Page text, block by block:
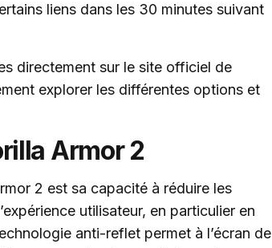
liens dans les 30 minutes suivant
directement sur le site officiel de
explorer les différentes options et
Armor 2
2 est sa capacité à réduire les
utilisateur, en particulier en
anti-reflet permet à l’écran de